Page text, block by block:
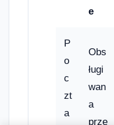
e
P
o
c
zt
a
Obs
ługi
wan
a
prze